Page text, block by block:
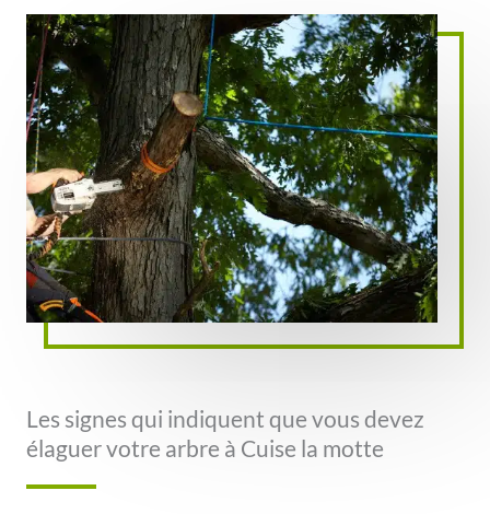
Les signes qui indiquent que vous devez
élaguer votre arbre à Cuise la motte